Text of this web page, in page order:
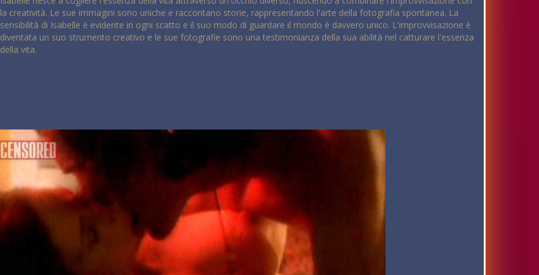
la creatività. Le sue immagini sono uniche e raccontano storie, rappresentando l'arte della fotografia spontanea. La
sensibilità di Isabelle è evidente in ogni scatto e il suo modo di guardare il mondo è davvero unico. L'improvvisazione è
diventata un suo strumento creativo e le sue fotografie sono una testimonianza della sua abilità nel catturare l'essenza
della vita.